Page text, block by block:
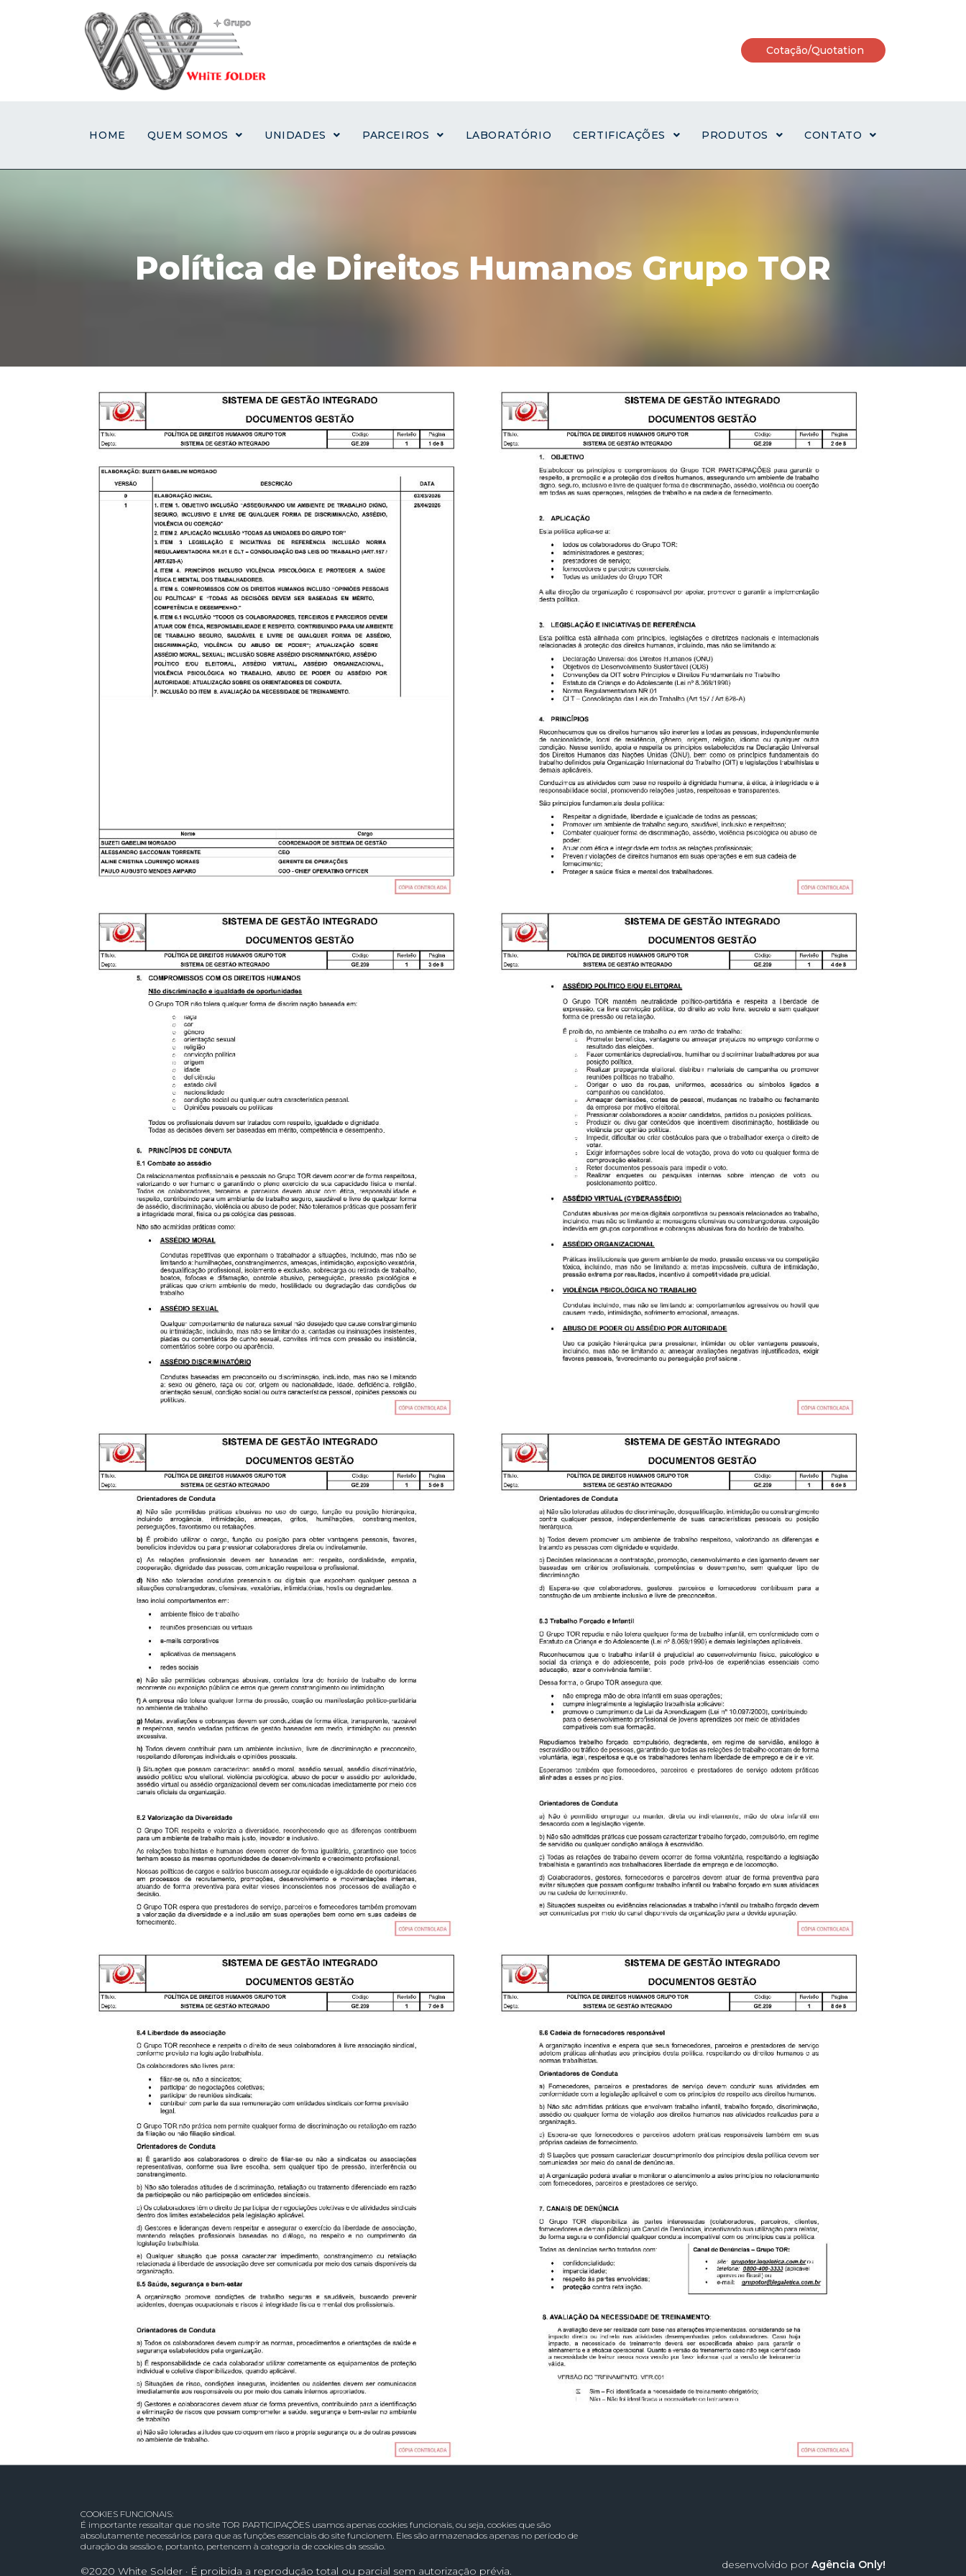
Cotação/Quotation
HOME QUEM SOMOS UNIDADES PARCEIROS LABORATÓRIO CERTIFICAÇÕES PRODUTOS CONTATO
Política de Direitos Humanos Grupo TOR
COOKIES FUNCIONAIS:
É importante ressaltar que no site TOR PARTICIPAÇÕES usamos apenas cookies funcionais, ou seja, cookies que são
absolutamente necessários para que as funções essenciais do site funcionem. Eles são armazenados apenas no período de
duração da sessão e, portanto, pertencem à categoria de cookies da sessão.
©2020 White Solder · É proibida a reprodução total ou parcial sem autorização prévia. desenvolvido por Agência Only!